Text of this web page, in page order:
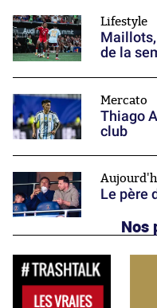
Lifestyle
Maillots,
de la
Mercato
Thiago
club
Le père
Nos